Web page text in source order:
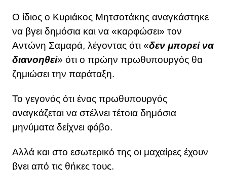
Ο ίδιος ο Κυριάκος Μητσοτάκης αναγκάστηκε
να βγει δημόσια και να «καρφώσει» τον
Αντώνη Σαμαρά, λέγοντας ότι «δεν μπορεί να
διανοηθεί» ότι ο πρώην πρωθυπουργός θα
ζημιώσει την παράταξη.
Το γεγονός ότι ένας πρωθυπουργός
αναγκάζεται να στέλνει τέτοια δημόσια
μηνύματα δείχνει φόβο.
Αλλά και στο εσωτερικό της οι μαχαίρες έχουν
βγει από τις θήκες τους.